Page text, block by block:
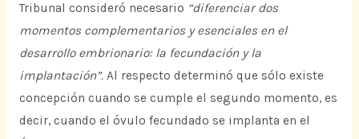
Tribunal consideró necesario “diferenciar dos
momentos complementarios y esenciales en el
desarrollo embrionario: la fecundación y la
implantación”.Al respecto determinó que sólo existe
concepción cuando se cumple el segundo momento, es
decir, cuando el óvulo fecundado se implanta en el